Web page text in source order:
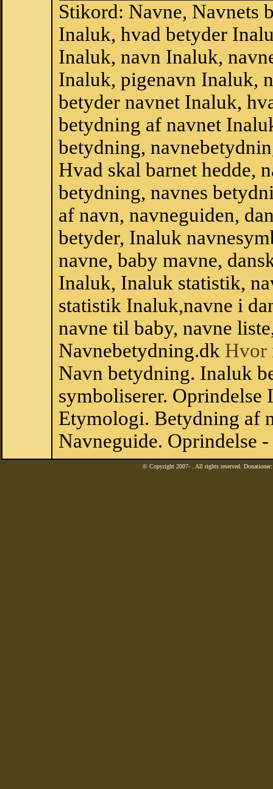
Stikord: Navne, Navnets
Inaluk, hvad betyder
Inaluk, navn Inaluk,
Inaluk, pigenavn Inaluk,
betyder navnet Inaluk,
betydning af navnet
betydning,
Hvad skal barnet hedde,
betydning, navnes
af navn, navneguiden,
betyder, Inaluk
navne, baby mavne,
Inaluk, Inaluk statistik,
statistik Inaluk,navne i
navne til baby, navne
Navnebetydning.dk Hvor
Navn betydning. Inaluk
symboliserer. Oprindelse
Etymologi. Betydning af
Navneguide. Oprindelse
© Copyright 2007- . All rights reserved.